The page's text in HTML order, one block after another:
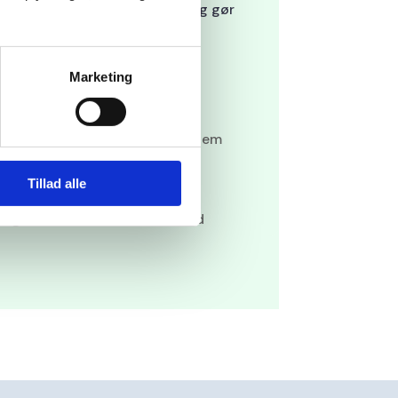
Marketing
Tillad alle
hendes synlighed og gør
med booking system
og CTA
trafik
der kan udvides i takt med